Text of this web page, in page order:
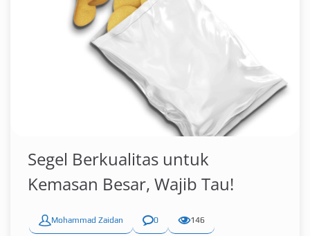
Segel Berkualitas untuk
Kemasan Besar, Wajib Tau!
Mohammad Zaidan 0 146